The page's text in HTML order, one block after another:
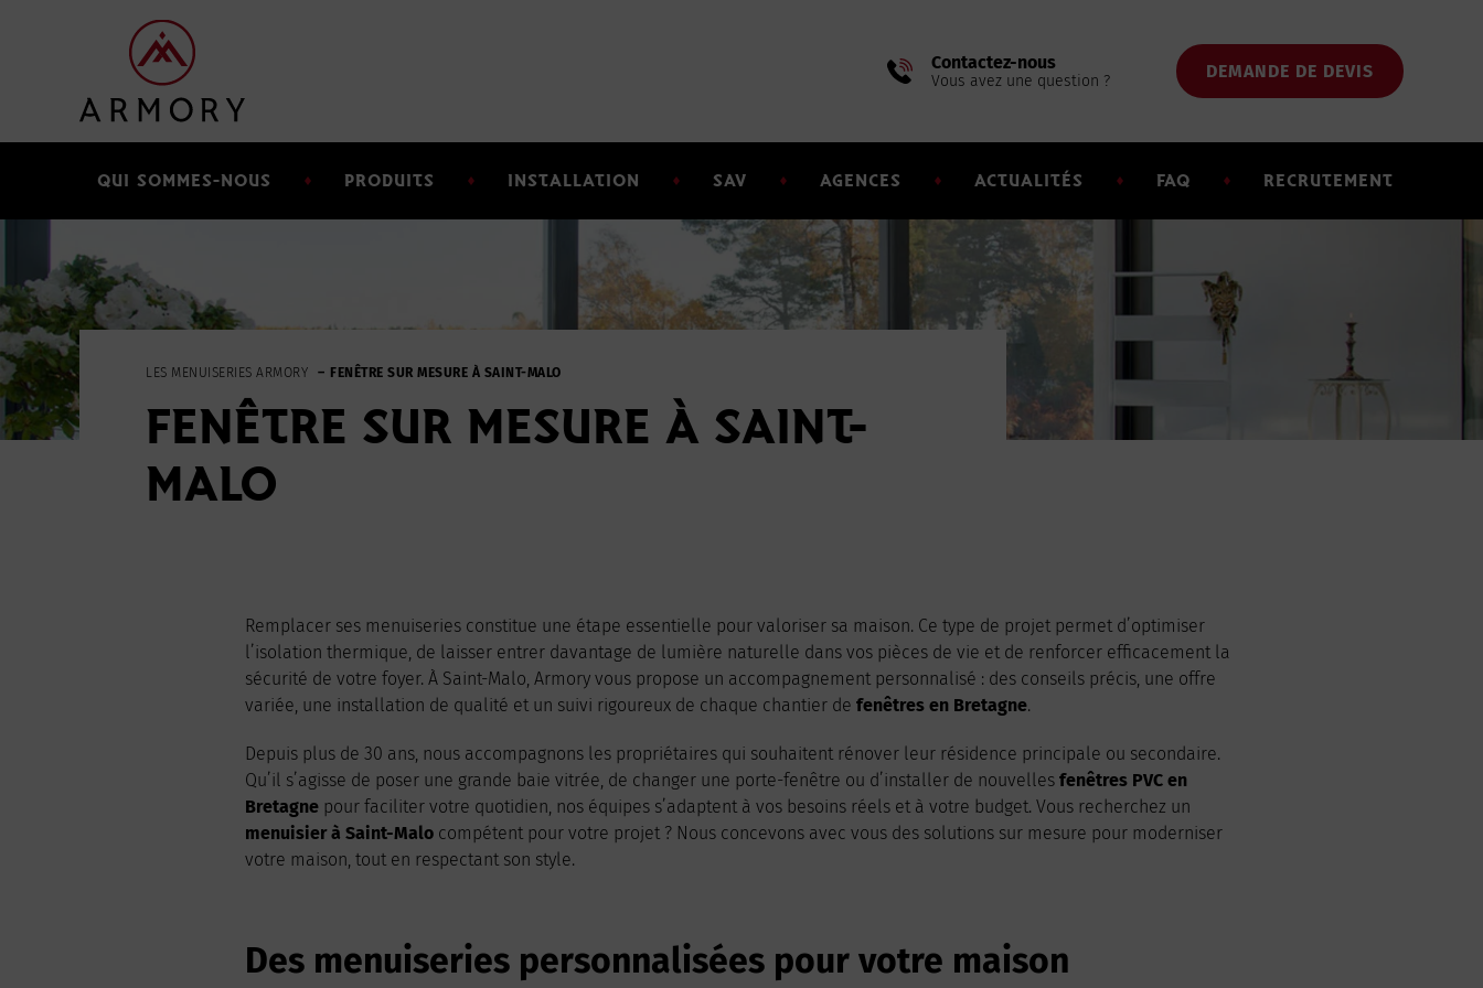
principale
Contactez-nous
Vous avez une question ? DEMANDE DE DEVIS
QUI SOMMES-NOUS PRODUITS INSTALLATION SAV AGENCES ACTUALITÉS FAQ RECRUTEMENT
LES MENUISERIES ARMORY FENÊTRE SUR MESURE À SAINT-MALO
FENÊTRE SUR MESURE À SAINT-
MALO
Remplacer ses menuiseries constitue une étape essentielle pour valoriser sa maison. Ce type de projet permet d’optimiser
l’isolation thermique, de laisser entrer davantage de lumière naturelle dans vos pièces de vie et de renforcer efficacement la
sécurité de votre foyer. À Saint-Malo, Armory vous propose un accompagnement personnalisé : des conseils précis, une offre
variée, une installation de qualité et un suivi rigoureux de chaque chantier de fenêtres en Bretagne.
Depuis plus de 30 ans, nous accompagnons les propriétaires qui souhaitent rénover leur résidence principale ou secondaire.
Qu’il s’agisse de poser une grande baie vitrée, de changer une porte-fenêtre ou d’installer de nouvelles fenêtres PVC en
Bretagne pour faciliter votre quotidien, nos équipes s’adaptent à vos besoins réels et à votre budget. Vous recherchez un
menuisier à Saint-Malo compétent pour votre projet ? Nous concevons avec vous des solutions sur mesure pour moderniser
votre maison, tout en respectant son style.
Des menuiseries personnalisées pour votre maison